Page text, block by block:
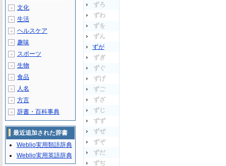
ずろ
ずわ
ずを
ずん
ずが
ずぎ
ずぐ
ずげ
ずご
ずざ
ずじ
ずず
ずぜ
ずぞ
ずだ
ずぢ
＋ 文化
＋ 生活
＋ ヘルスケア
＋ 趣味
＋ スポーツ
＋ 生物
＋ 食品
＋ 人名
＋ 方言
＋ 辞書・百科事典
最近追加された辞書
Weblio実用類語辞典
Weblio実用英語辞典